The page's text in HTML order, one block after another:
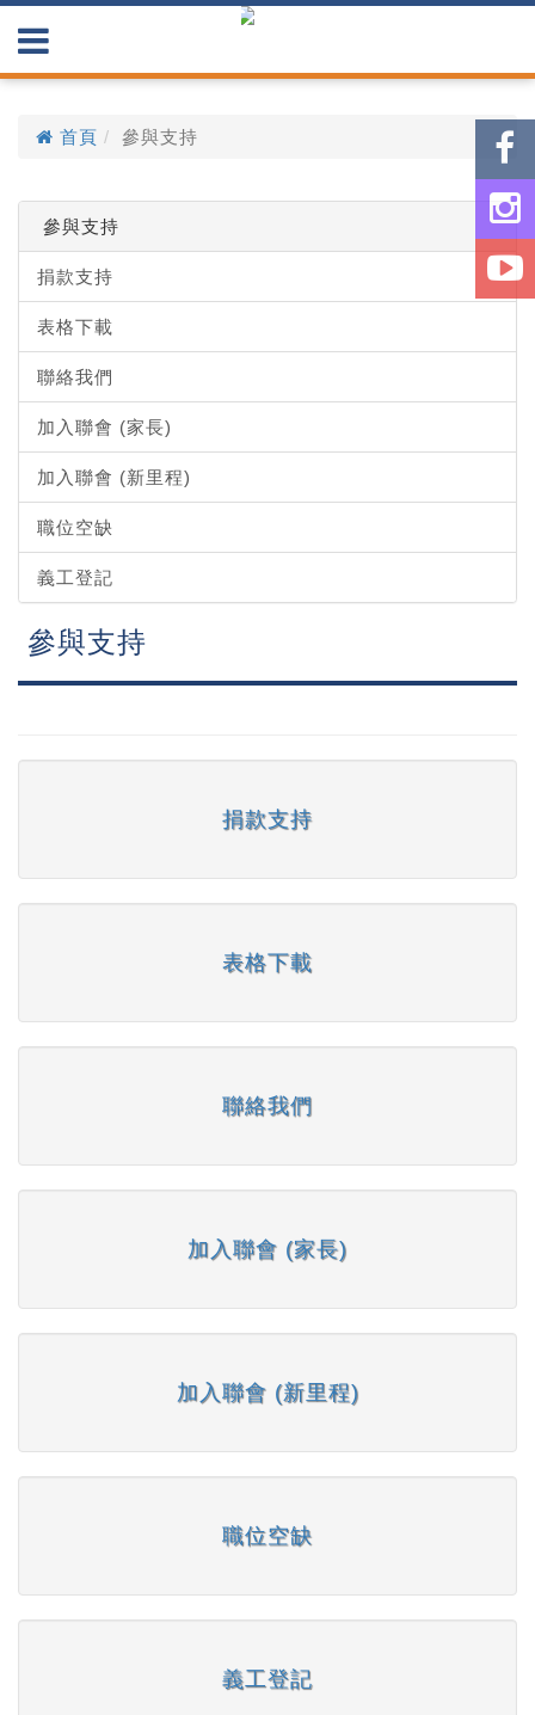
首頁 參與支持
參與支持
捐款支持
表格下載
聯絡我們
加入聯會 (家長)
加入聯會 (新里程)
職位空缺
義工登記
參與支持
捐款支持
表格下載
聯絡我們
加入聯會 (家長)
加入聯會 (新里程)
職位空缺
義工登記